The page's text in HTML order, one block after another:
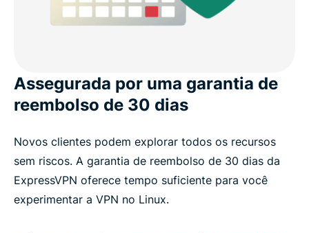
Assegurada por uma garantia de
reembolso de 30 dias
Novos clientes podem explorar todos os recursos
sem riscos. A garantia de reembolso de 30 dias da
ExpressVPN oferece tempo suficiente para você
experimentar a VPN no Linux.